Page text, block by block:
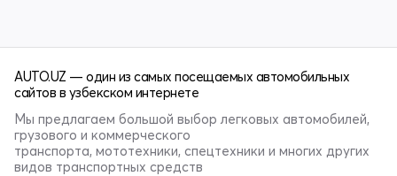
AUTO.UZ — один из самых посещаемых автомобильных
сайтов в узбекском интернете
Мы предлагаем большой выбор легковых автомобилей,
грузового и коммерческого
транспорта, мототехники, спецтехники и многих других
видов транспортных средств